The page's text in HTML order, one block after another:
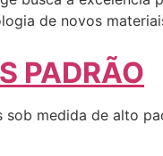
de novos
PADRÃO
sob medida de alto